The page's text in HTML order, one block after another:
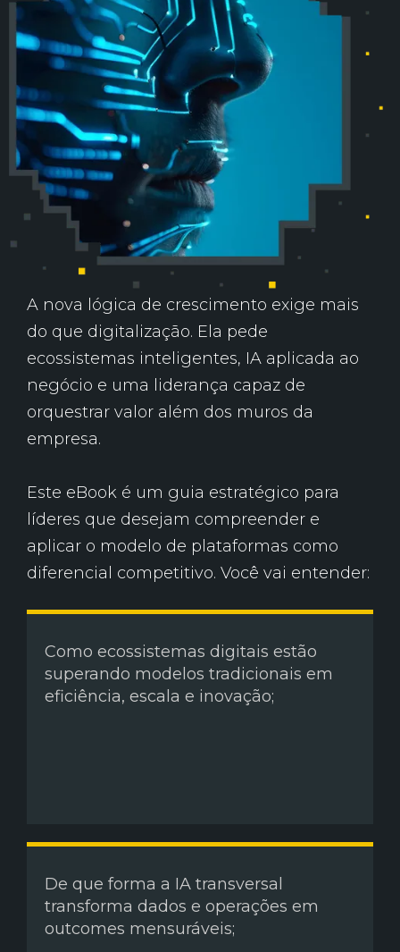
A nova lógica de crescimento exige mais
do que digitalização. Ela pede
ecossistemas inteligentes, IA aplicada ao
negócio e uma liderança capaz de
orquestrar valor além dos muros da
empresa.
Este eBook é um guia estratégico para
líderes que desejam compreender e
aplicar o modelo de plataformas como
diferencial competitivo. Você vai entender:
Como ecossistemas digitais estão
superando modelos tradicionais em
eficiência, escala e inovação;
De que forma a IA transversal
transforma dados e operações em
outcomes mensuráveis;